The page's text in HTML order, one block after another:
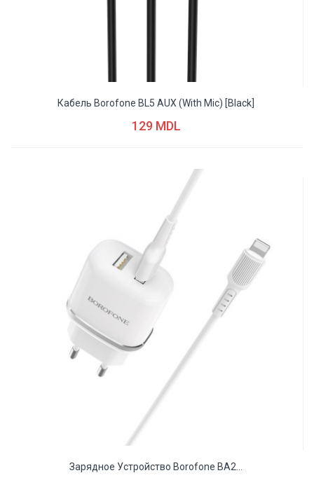
Кабель Borofone BL5 AUX (with Mic) [black]
129 MDL
Зарядное Устройство Borofone BA2...